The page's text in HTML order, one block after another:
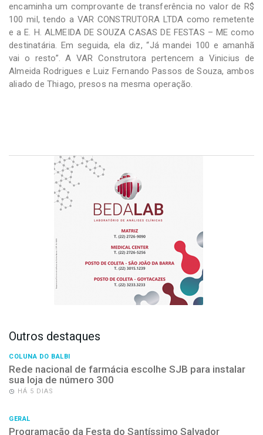
encaminha um comprovante de transferência no valor de R$
100 mil, tendo a VAR CONSTRUTORA LTDA como remetente
e a E. H. ALMEIDA DE SOUZA CASAS DE FESTAS – ME como
destinatária. Em seguida, ela diz, “Já mandei 100 e amanhã
vai o resto”. A VAR Construtora pertencem a Vinicius de
Almeida Rodrigues e Luiz Fernando Passos de Souza, ambos
aliado de Thiago, presos na mesma operação.
Outros destaques
COLUNA DO BALBI
Rede nacional de farmácia escolhe SJB para instalar
sua loja de número 300
HÁ 5 DIAS
GERAL
Programação da Festa do Santíssimo Salvador